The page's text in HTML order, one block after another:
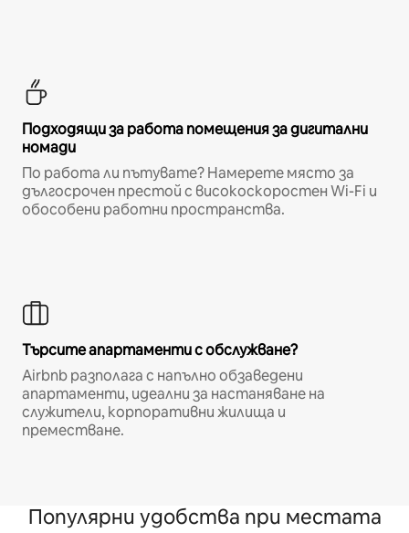
Подходящи за работа помещения за дигитални
номади
По работа ли пътувате? Намерете място за
дългосрочен престой с високоскоростен Wi-Fi и
обособени работни пространства.
Търсите апартаменти с обслужване?
Airbnb разполага с напълно обзаведени
апартаменти, идеални за настаняване на
служители, корпоративни жилища и
преместване.
Популярни удобства при местата